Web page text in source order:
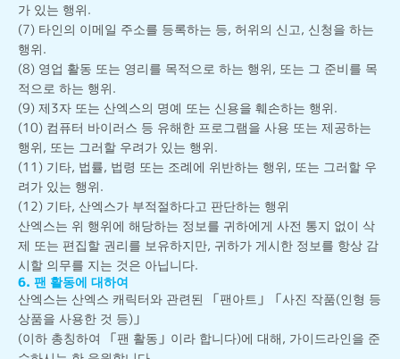
가 있는 행위.
(7) 타인의 이메일 주소를 등록하는 등, 허위의 신고, 신청을 하는
행위.
(8) 영업 활동 또는 영리를 목적으로 하는 행위, 또는 그 준비를 목
적으로 하는 행위.
(9) 제3자 또는 산엑스의 명예 또는 신용을 훼손하는 행위.
(10) 컴퓨터 바이러스 등 유해한 프로그램을 사용 또는 제공하는
행위, 또는 그러할 우려가 있는 행위.
(11) 기타, 법률, 법령 또는 조례에 위반하는 행위, 또는 그러할 우
려가 있는 행위.
(12) 기타, 산엑스가 부적절하다고 판단하는 행위
산엑스는 위 행위에 해당하는 정보를 귀하에게 사전 통지 없이 삭
제 또는 편집할 권리를 보유하지만, 귀하가 게시한 정보를 항상 감
시할 의무를 지는 것은 아닙니다.
6. 팬 활동에 대하여
산엑스는 산엑스 캐릭터와 관련된 「팬아트」「사진 작품(인형 등
상품을 사용한 것 등)」
(이하 총칭하여 「팬 활동」이라 합니다)에 대해, 가이드라인을 준